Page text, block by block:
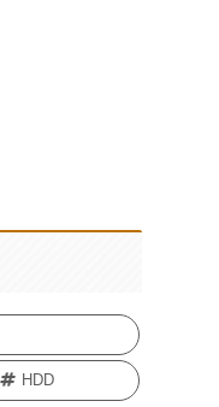
HDD